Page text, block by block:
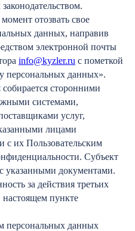
отозвать свое
данных, направив
электронной почты
info@kyzler.ru с пометкой
персональных данных».
сторонними
системами,
услуг,
лицами
с их Пользовательским
Субъект
указанными документами.
за действия третьих
пункте
персональных данных